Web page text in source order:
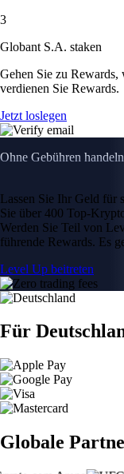
3
Globant S.A. staken
Gehen Sie zu Rewards,
verdienen Sie Rewards.
Jetzt loslegen
Ohne Gebühren
Lassen Sie Ihr Geld für
Sie über 400 Top-
Werden Sie Teil von
führende Rewards. Es
Level Up beitreten
Für
Globale